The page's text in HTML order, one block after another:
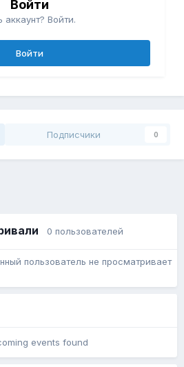
Войти
аккаунт? Войти.
Войти
Подписчики 0
0 пользователей
пользователь не просматривает
events found